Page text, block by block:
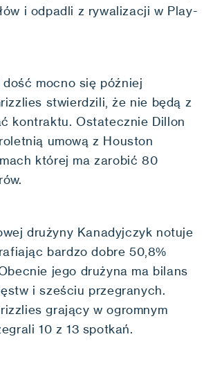
i odpadli z rywalizacji w Play-
mocno się później
stwierdzili, że nie będą z
kontraktu. Ostatecznie Dillon
umową z Houston
której ma zarobić 80
drużyny Kanadyjczyk notuje
bardzo dobre 50,8%
jego drużyna ma bilans
i sześciu przegranych.
grający w ogromnym
10 z 13 spotkań.